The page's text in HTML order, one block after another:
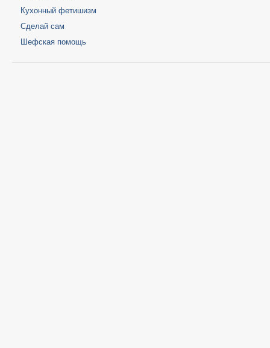
Кухонный фетишизм
Сделай сам
Шефская помощь